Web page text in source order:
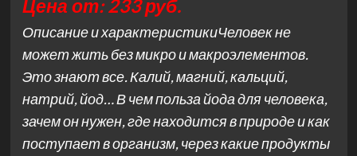
Цена от: 233 руб.
Описание и характеристикиЧеловек не
может жить без микро­ и макроэлементов.
Это знают все. Калий, магний, кальций,
натрий, йод… В чем польза йода для человека,
зачем он нужен, где находится в природе и как
поступает в организм, через какие продукты